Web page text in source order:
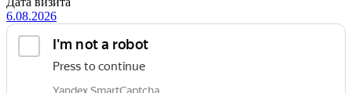
6.08.2026